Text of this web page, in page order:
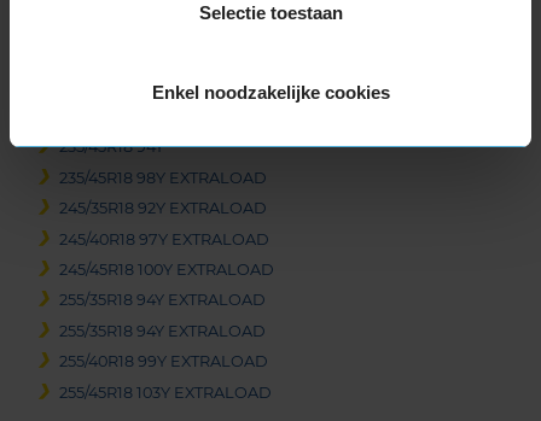
Selectie toestaan
Enkel noodzakelijke cookies
225/40R18 92Y EXTRALOAD
225/45R18 95Y EXTRALOAD
235/45R18 94Y
235/45R18 98Y EXTRALOAD
245/35R18 92Y EXTRALOAD
245/40R18 97Y EXTRALOAD
245/45R18 100Y EXTRALOAD
255/35R18 94Y EXTRALOAD
255/35R18 94Y EXTRALOAD
255/40R18 99Y EXTRALOAD
255/45R18 103Y EXTRALOAD